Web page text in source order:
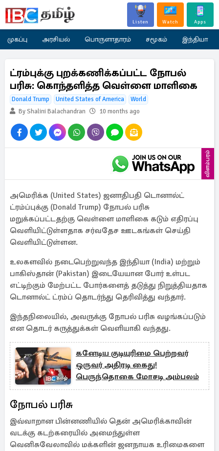
Listen Watch Apps
முகப்பு அரசியல் பொருளாதாரம் சமூகம் இந்தியா
ட்ரம்புக்கு புறக்கணிக்கப்பட்ட நோபல்
பரிசு: கொந்தளித்த வெள்ளை மாளிகை
Donald Trump United States of America
World
By Shalini Balachandran
10 months ago
விளம்பரம்
அமெரிக்க (United States) ஜனாதிபதி டொனால்ட்
ட்ரம்ப்புக்கு (Donald Trump) நோபல் பரிசு
மறுக்கப்பட்டதற்கு வெள்ளை மாளிகை கடும் எதிரப்பு
வெளியிட்டுள்ளதாக சர்வதேச ஊடகங்கள் செய்தி
வெளியிட்டுள்ளன.
உலகளவில் நடைபெற்றுவந்த இந்தியா (India) மற்றும்
பாகிஸ்தான் (Pakistan) இடையேயான போர் உள்பட
எட்டிற்கும் மேற்பட்ட போர்களைத் தடுத்து நிறுத்தியதாக
டொனால்ட் ட்ரம்ப் தொடர்ந்து தெரிவித்து வந்தார்.
இந்தநிலையில், அவருக்கு நோபல் பரிசு வழங்கப்படும்
என தொடர் கருத்துக்கள் வெளியாகி வந்தது.
கனேடிய குடியுரிமை பெற்றவர்
ஒருவர் அதிரடி கைது!
பெருந்தொகை மோசடி அம்பலம்
நோபல் பரிசு
இவ்வாறான பின்னணியில் தென் அமெரிக்காவின்
வடக்கு கடற்கரையில் அமைந்துள்ள
வெனிசுவேலாவில் மக்களின் ஜனநாயக உரிமைகளை